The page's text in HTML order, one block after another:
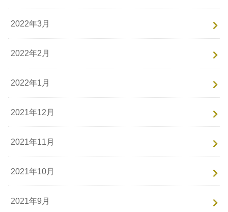
2022年3月
2022年2月
2022年1月
2021年12月
2021年11月
2021年10月
2021年9月